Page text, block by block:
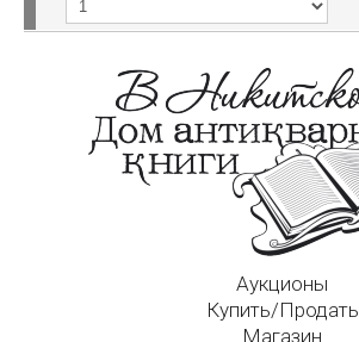
Аукционы
Купить/Продать
Магазин